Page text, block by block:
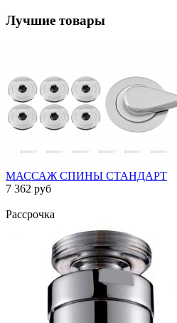
Лучшие товары
МАССАЖ СПИНЫ СТАНДАРТ
7 362 руб
Рассрочка